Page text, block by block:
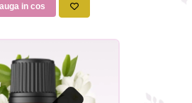
in cos